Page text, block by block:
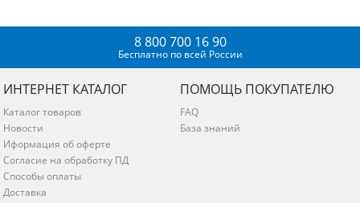
8 800 700 16 90
Бесплатно по всей России
ИНТЕРНЕТ КАТАЛОГ
Каталог товаров
Новости
Иформация об оферте
Согласие на обработку ПД
Способы оплаты
Доставка
ПОМОЩЬ ПОКУПАТЕЛЮ
FAQ
База знаний